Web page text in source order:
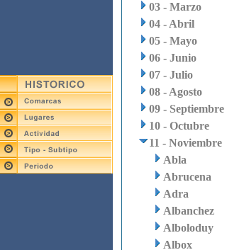
03 - Marzo
04 - Abril
05 - Mayo
06 - Junio
07 - Julio
08 - Agosto
09 - Septiembre
10 - Octubre
11 - Noviembre
Abla
Abrucena
Adra
Albanchez
Alboloduy
Albox